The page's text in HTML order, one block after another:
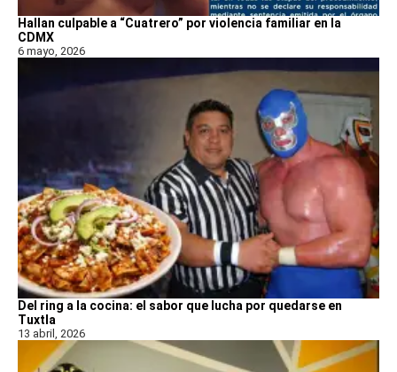
Hallan culpable a “Cuatrero” por violencia familiar en la
CDMX
6 mayo, 2026
Del ring a la cocina: el sabor que lucha por quedarse en
Tuxtla
13 abril, 2026